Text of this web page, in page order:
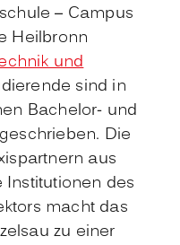
– Campus
Heilbronn
und
sind in
Bachelor- und
Die
aus
Institutionen des
macht das
zu einer